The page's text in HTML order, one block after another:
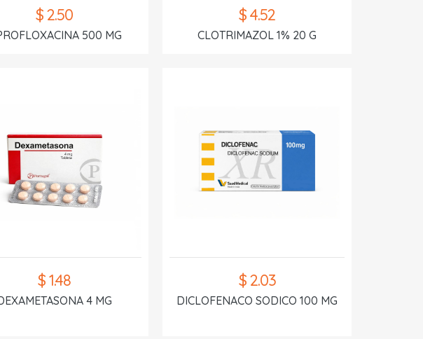
$ 2.50
500 MG
$ 4.52
CLOTRIMAZOL 1% 20 G
$ 1.48
4 MG
$ 2.03
DICLOFENACO SODICO 100 MG